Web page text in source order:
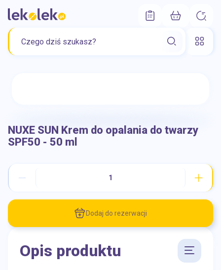
NUXE SUN Krem do opalania do twarzy
SPF50 - 50 ml
Dodaj do rezerwacji
Opis produktu